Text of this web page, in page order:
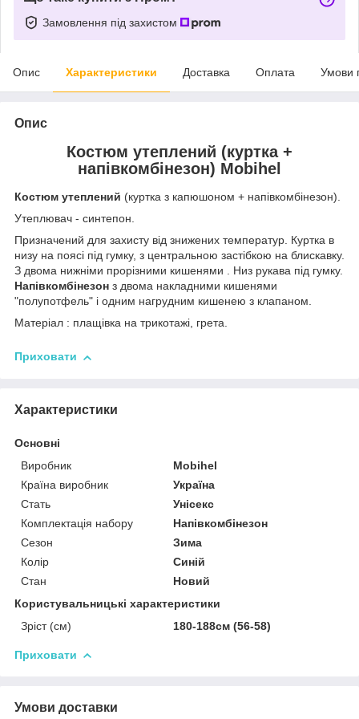
Замовлення під захистом
Опис Характеристики Доставка Оплата Умови
Опис
Костюм утеплений (куртка +
напівкомбінезон) Mobihel
Костюм утеплений (куртка з капюшоном + напівкомбінезон).
Утеплювач - синтепон.
Призначений для захисту від знижених температур. Куртка в
низу на поясі під гумку, з центральною застібкою на блискавку.
З двома нижніми прорізними кишенями . Низ рукава під гумку.
Напівкомбінезон з двома накладними кишенями
"полупотфель" і одним нагрудним кишенею з клапаном.
Матеріал : плащівка на трикотажі, грета.
Приховати
Характеристики
Основні
Виробник
Mobihel
Країна виробник
Україна
Стать
Унісекс
Комплектація набору
Напівкомбінезон
Сезон
Зима
Колір
Синій
Стан
Новий
Користувальницькі характеристики
Зріст (см)
180-188см (56-58)
Приховати
Умови доставки